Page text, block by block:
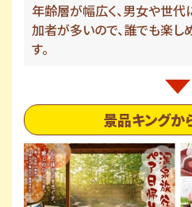
年齢層が幅広く、男女や世
加者が多いので、誰でも楽し
す。
景品キングか